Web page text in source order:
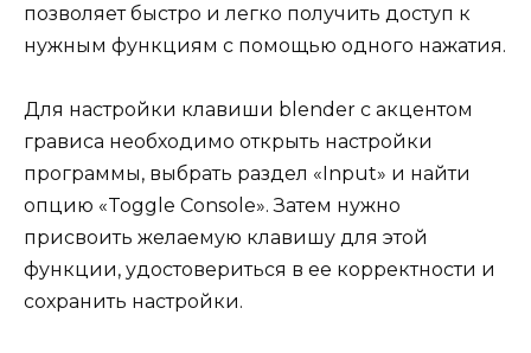
позволяет быстро и легко получить доступ к
нужным функциям с помощью одного нажатия.
Для настройки клавиши blender с акцентом
грависа необходимо открыть настройки
программы, выбрать раздел «Input» и найти
опцию «Toggle Console». Затем нужно
присвоить желаемую клавишу для этой
функции, удостовериться в ее корректности и
сохранить настройки.